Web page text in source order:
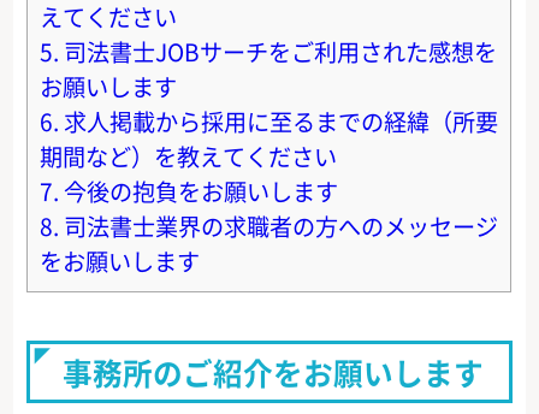
えてください
5. 司法書士JOBサーチをご利用された感想を
お願いします
6. 求人掲載から採用に至るまでの経緯（所要
期間など）を教えてください
7. 今後の抱負をお願いします
8. 司法書士業界の求職者の方へのメッセージ
をお願いします
事務所のご紹介をお願いします